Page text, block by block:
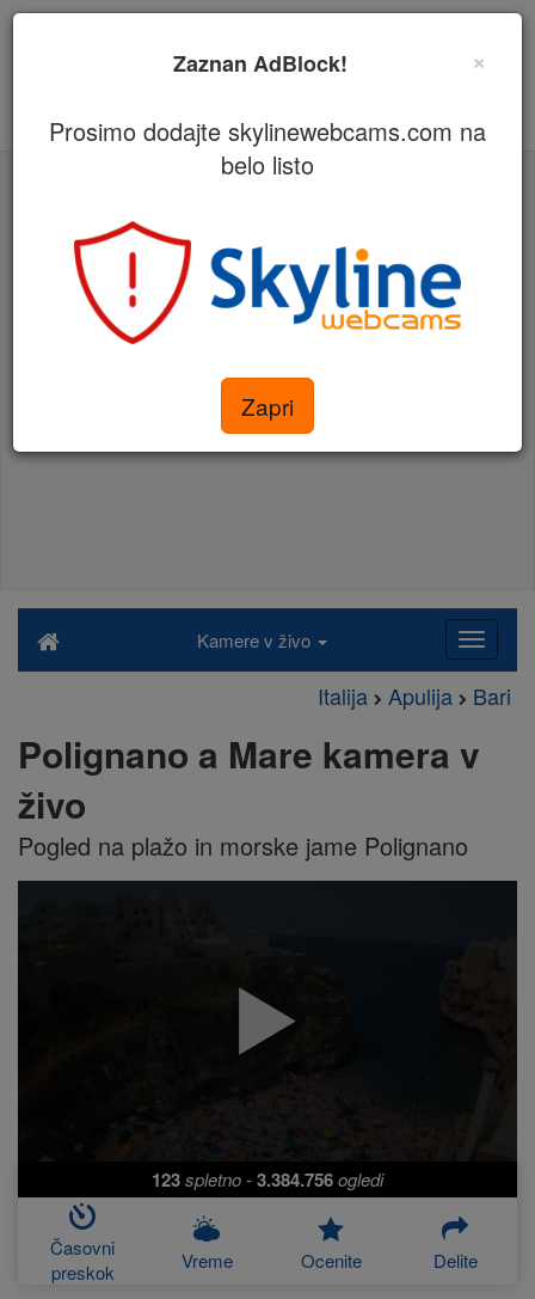
Advertisement
Kamere v živo
Italija Apulija Bari
Polignano a Mare kamera v
živo
Pogled na plažo in morske jame Polignano
123spletno-3.384.756ogledi
Časovni
preskok
Vreme Ocenite Delite
×
Zaznan AdBlock!
Prosimo dodajte skylinewebcams.com na
belo listo
Zapri